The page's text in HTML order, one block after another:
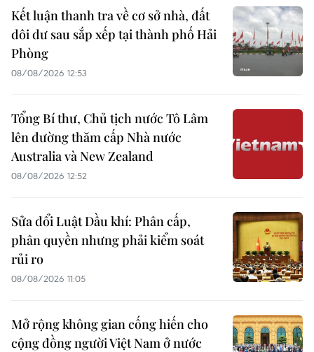
Kết luận thanh tra về cơ sở nhà, đất
dôi dư sau sắp xếp tại thành phố Hải
Phòng
08/08/2026 12:53
Tổng Bí thư, Chủ tịch nước Tô Lâm
lên đường thăm cấp Nhà nước
Australia và New Zealand
08/08/2026 12:52
Sửa đổi Luật Dầu khí: Phân cấp,
phân quyền nhưng phải kiểm soát
rủi ro
08/08/2026 11:05
Mở rộng không gian cống hiến cho
cộng đồng người Việt Nam ở nước